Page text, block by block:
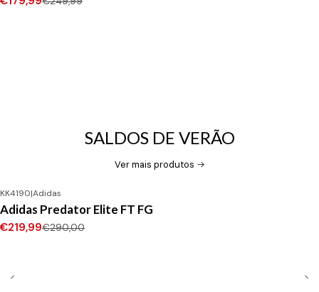
SALDOS DE VERÃO
Ver mais produtos
-24%DESCONTO
Novo
KK4190|Adidas
Adidas Predator Elite FT FG
€219,99€290,00